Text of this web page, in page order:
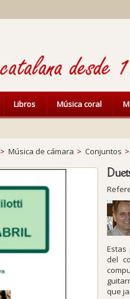
Libros Música coral
> Música de cámara > Conjuntos >
Estas
del
que